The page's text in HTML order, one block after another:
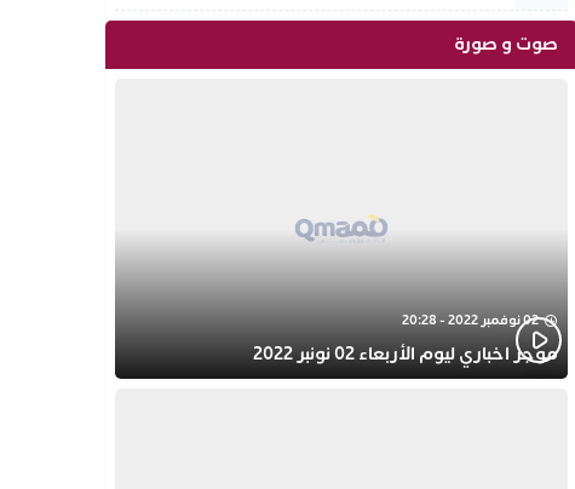
صوت و صورة
02 نوفمبر 2022 - 20:28
موجز اخباري ليوم الأربعاء 02 نونبر 2022